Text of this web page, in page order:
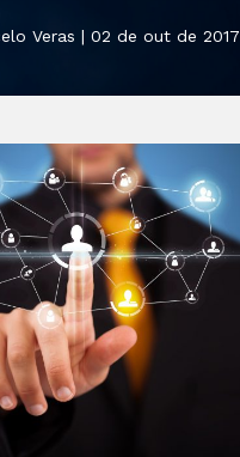
Veras | 02 de out de 2017